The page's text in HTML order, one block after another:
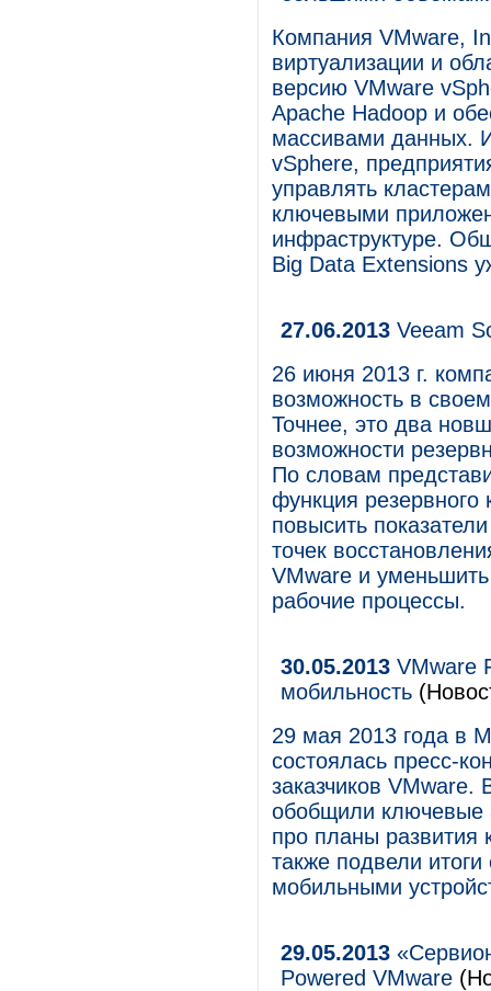
Компания VMware,
виртуализации и
версию VMware
Apache Hadoop и
массивами данных.
vSphere,
управлять
ключевыми
инфраструктуре.
Big Data Extensions
27.06.2013 Veeam
26 июня 2013 г.
возможность в
Точнее, это два
возможности
По словам
функция резервного
повысить
точек
VMware и
рабочие процессы.
30.05.2013 VMware
мобильность
29 мая 2013 года в
состоялась пресс-
заказчиков VMware.
обобщили ключевые
про планы развития
также подвели
мобильными
29.05.2013
Powered VMware